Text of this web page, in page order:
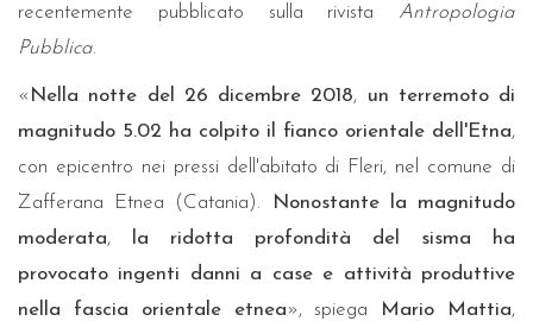
recentemente pubblicato sulla rivista Antropologia
Pubblica.
« Nella notte del 26 dicembre 2018, un terremoto di
magnitudo 5.02 ha colpito il fianco orientale dell'Etna,
con epicentro nei pressi dell'abitato di Fleri, nel comune di
Zafferana Etnea (Catania).
Nonostante la magnitudo
moderata,
la ridotta profondità del sisma ha
provocato ingenti danni a case e attività produttive
nella fascia orientale etnea», spiega Mario Mattia,